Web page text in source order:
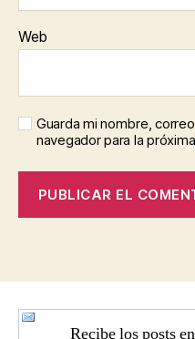
Web
Guarda mi nombre,
navegador para la
Recibe los posts